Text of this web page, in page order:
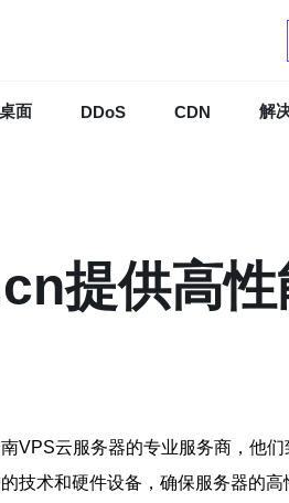
面 DDoS CDN 解
提供高
云服务器的专业服务商，他们
术和硬件设备，确保服务器的高